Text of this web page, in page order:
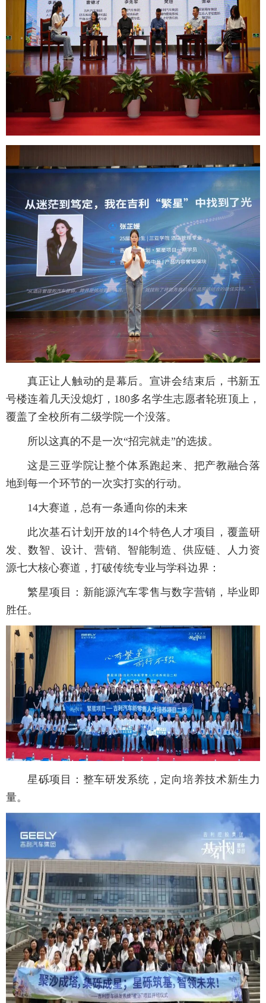
真正让人触动的是幕后。宣讲会结束后，书新五
号楼连着几天没熄灯，180多名学生志愿者轮班顶上，
覆盖了全校所有二级学院一个没落。
所以这真的不是一次“招完就走”的选拔。
这是三亚学院让整个体系跑起来、把产教融合落
地到每一个环节的一次实打实的行动。
14大赛道，总有一条通向你的未来
此次基石计划开放的14个特色人才项目，覆盖研
发、数智、设计、营销、智能制造、供应链、人力资
源七大核心赛道，打破传统专业与学科边界：
繁星项目：新能源汽车零售与数字营销，毕业即
胜任。
星砾项目：整车研发系统，定向培养技术新生力
量。